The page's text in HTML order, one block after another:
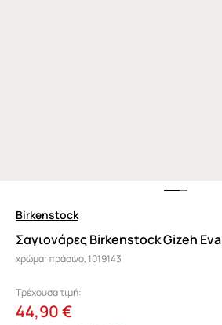
Birkenstock
Σαγιονάρες Birkenstock Gizeh Eva
χρώμα: πράσινο, 1019143
Τρέχουσα τιμή:
44,90 €